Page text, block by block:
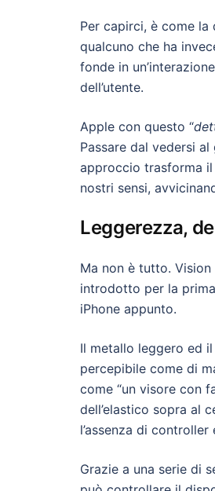
Per capirci, è come la
qualcuno che ha
fonde in
dell’utente.
Apple con questo “
Passare dal vedersi
approccio trasforma
nostri sensi,
Leggerezza,
Ma non è tutto.
introdotto per la
iPhone appunto.
Il metallo leggero ed
percepibile come di
come “un visore con
dell’elastico sopra al
l’assenza di
Grazie a una serie di